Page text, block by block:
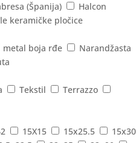
(Španija)
Halcon
keramičke pločice
metal boja rđe
Narandžasta
Tekstil
Terrazzo
15X15 15x25.5
15x30